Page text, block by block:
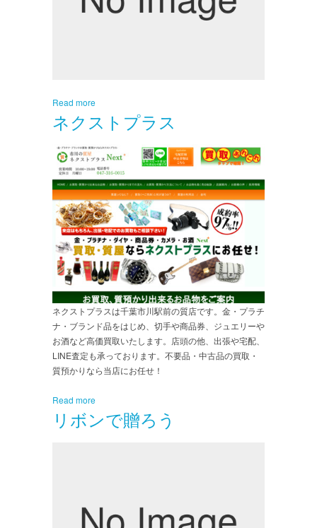
Read more
ネクストプラス
ネクストプラスは千葉市川駅前の質店です。金・プラチ
ナ・ブランド品をはじめ、切手や商品券、ジュエリーや
お酒など高価買取いたします。店頭の他、出張や宅配、
LINE査定も承っております。不要品・中古品の買取・
質預かりなら当店にお任せ！
Read more
リボンで贈ろう